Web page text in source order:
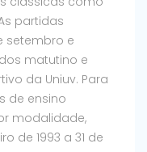
partidas
setembro e
matutino e
da Uniuv. Para
de ensino
modalidade,
de 1993 a 31 de